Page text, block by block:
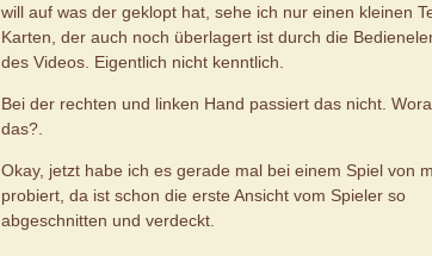
will auf was der geklopt hat, sehe ich nur einen kleinen
Karten, der auch noch überlagert ist durch die
des Videos. Eigentlich nicht kenntlich.
Bei der rechten und linken Hand passiert das nicht.
das?.
Okay, jetzt habe ich es gerade mal bei einem Spiel von
probiert, da ist schon die erste Ansicht vom Spieler so
abgeschnitten und verdeckt.